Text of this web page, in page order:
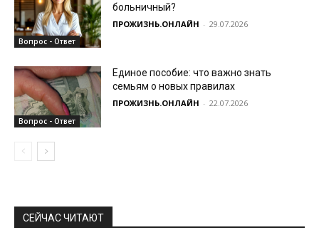
Вопрос - Ответ
больничный?
ПРОЖИЗНЬ.ОНЛАЙН - 29.07.2026
Вопрос - Ответ
Единое пособие: что важно знать
семьям о новых правилах
ПРОЖИЗНЬ.ОНЛАЙН - 22.07.2026
СЕЙЧАС ЧИТАЮТ